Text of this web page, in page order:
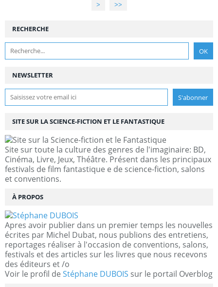
>
>>
NEWSLETTER
RECHERCHE
SITE SUR LA SCIENCE-FICTION ET LE FANTASTIQUE
Site sur toute la culture des genres de l'imaginaire: BD,
Cinéma, Livre, Jeux, Théâtre. Présent dans les principaux
festivals de film fantastique e de science-fiction, salons
et conventions.
À PROPOS
Apres avoir publier dans un premier temps les nouvelles
écrites par Michel Dubat, nous publions des entretiens,
reportages réaliser à l'occasion de conventions, salons,
festivals et des articles sur les livres que nous recevons
des éditeurs et /o
Voir le profil de Stéphane DUBOIS sur le portail Overblog